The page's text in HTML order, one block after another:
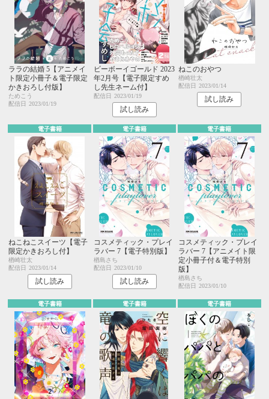
ララの結婚 5【アニメイ
ト限定小冊子＆電子限定
かきおろし付版】
ためこう
配信日 2023/01/19
ビーボーイゴールド 2023
年2月号【電子限定すめ
し先生ネーム付】
配信日 2023/01/19
試し読み
ねこのおやつ
楢崎壮太
配信日 2023/01/14
試し読み
電子書籍
ねこねこスイーツ【電子
限定かきおろし付】
楢崎壮太
配信日
2023/01/14
試し読み
電子書籍
コスメティック・プレイ
ラバー 7【電子特別版】
楢島さち
配信日
2023/01/10
試し読み
電子書籍
コスメティック・プレイ
ラバー 7【アニメイト限
定小冊子付＆電子特別
版】
楢島さち
配信日
2023/01/10
電子書籍 電子書籍 電子書籍